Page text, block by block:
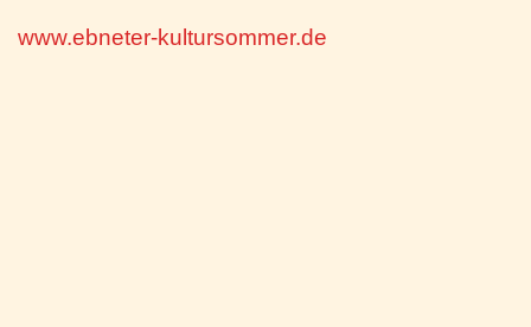
www.ebneter-kultursommer.de